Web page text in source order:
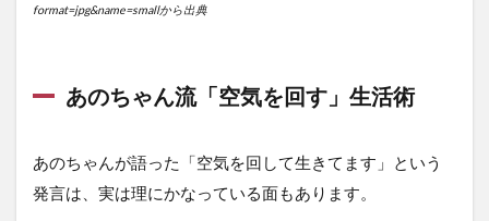
format=jpg&name=smallから出典
あのちゃん流「空気を回す」生活術
あのちゃんが語った「空気を回して生きてます」という
発言は、実は理にかなっている面もあります。